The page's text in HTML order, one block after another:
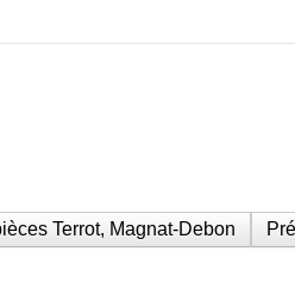
Terrot, Magnat-Debon